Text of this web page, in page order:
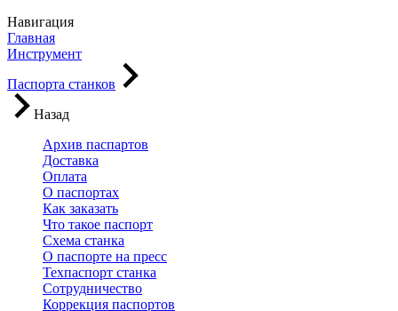
Навигация
Главная
Инструмент
Паспорта станков
Назад
Архив паспартов
Доставка
Оплата
О паспортах
Как заказать
Что такое паспорт
Схема станка
О паспорте на пресс
Техпаспорт станка
Сотрудничество
Коррекция паспортов